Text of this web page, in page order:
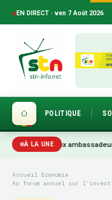
EN DIRECT · ven 7 Août 2026
POLITIQUE
À LA UNE
ambassadeurs. •
Accueil Economie
Au forum annuel sur